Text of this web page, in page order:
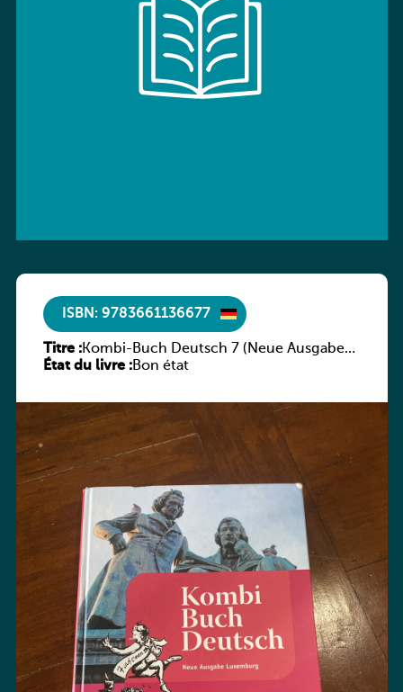
ISBN: 9783661136677
Titre :Kombi-Buch Deutsch 7 (Neue Ausgabe
Luxemburg)
État du livre :Bon état